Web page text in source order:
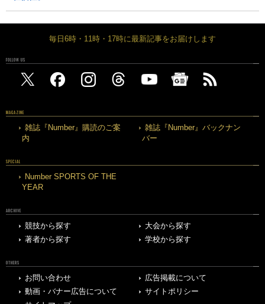
毎日6時・11時・17時に最新記事をお届けします
FOLLOW US
MAGAZINE
雑誌『Number』購読のご案
内
雑誌『Number』バックナン
バー
SPECIAL
Number SPORTS OF THE
YEAR
ARCHIVE
競技から探す
大会から探す
著者から探す
学校から探す
OTHERS
お問い合わせ
広告掲載について
動画・バナー広告について
サイトポリシー